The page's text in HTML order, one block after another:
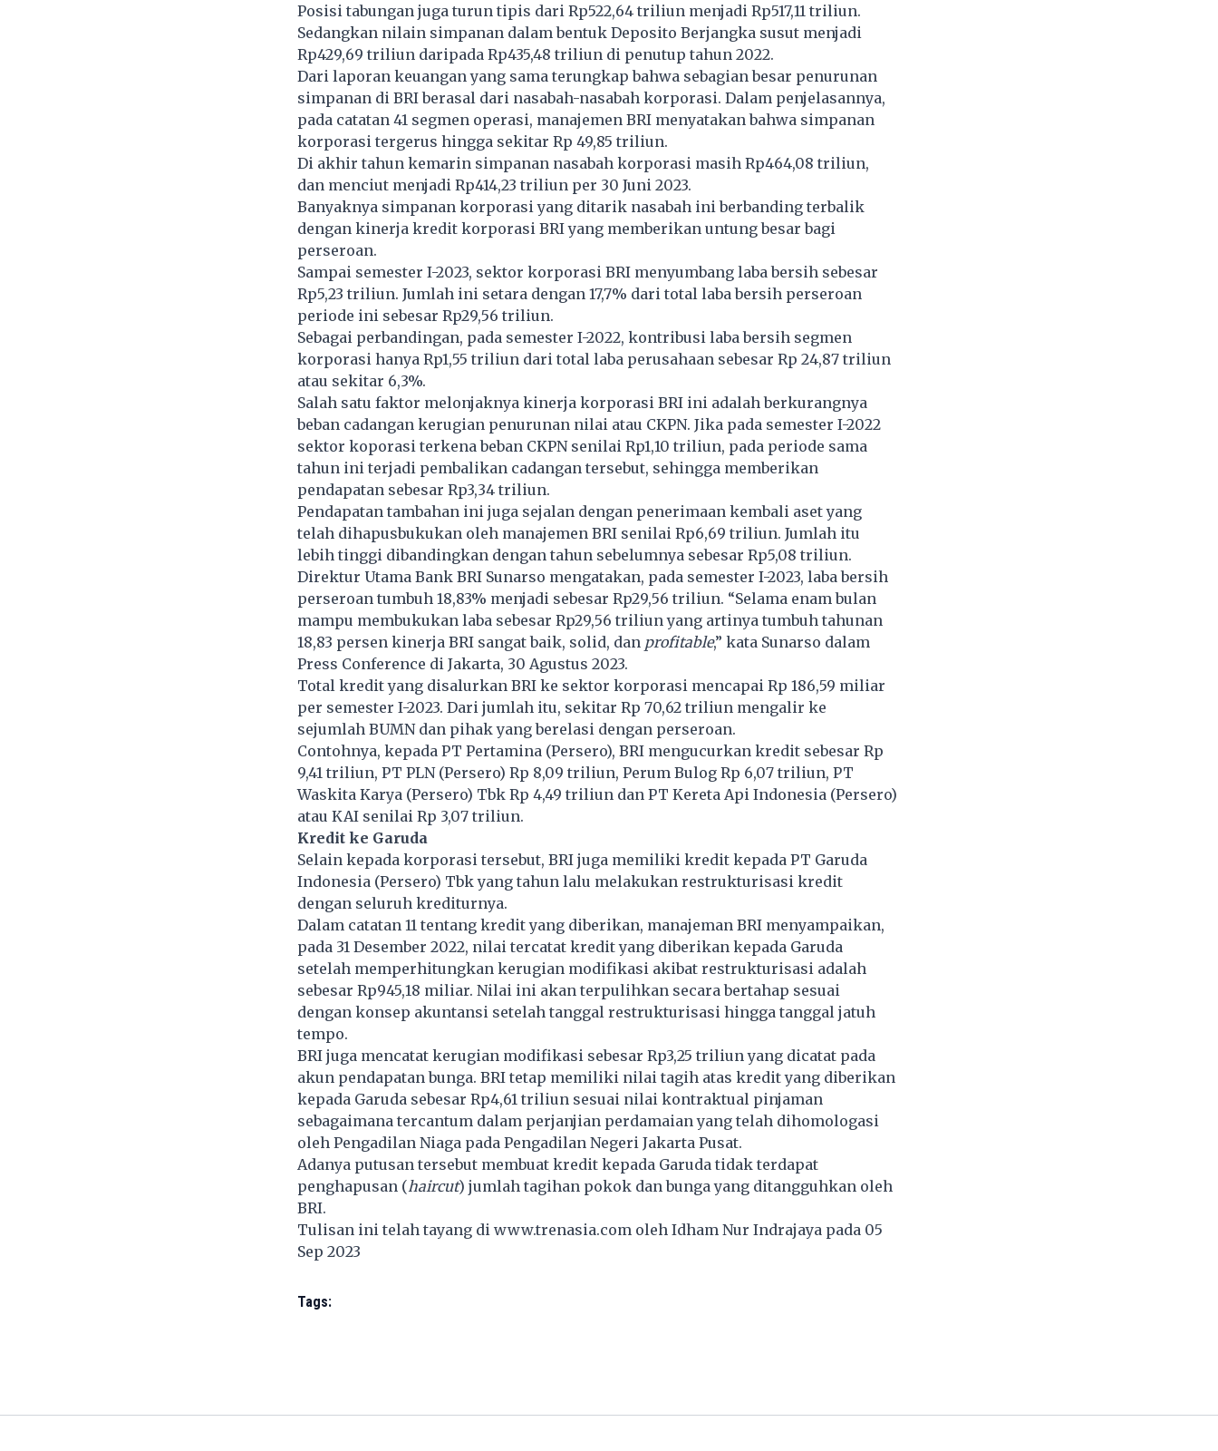
Posisi tabungan juga turun tipis dari Rp522,64 triliun menjadi Rp517,11 triliun.
Sedangkan nilain simpanan dalam bentuk Deposito Berjangka susut menjadi
Rp429,69 triliun daripada Rp435,48 triliun di penutup tahun 2022.
Dari laporan keuangan yang sama terungkap bahwa sebagian besar penurunan
simpanan di BRI berasal dari nasabah-nasabah korporasi. Dalam penjelasannya,
pada catatan 41 segmen operasi, manajemen BRI menyatakan bahwa simpanan
korporasi tergerus hingga sekitar Rp 49,85 triliun.
Di akhir tahun kemarin simpanan nasabah korporasi masih Rp464,08 triliun,
dan menciut menjadi Rp414,23 triliun per 30 Juni 2023.
Banyaknya simpanan korporasi yang ditarik nasabah ini berbanding terbalik
dengan kinerja kredit korporasi BRI yang memberikan untung besar bagi
perseroan.
Sampai semester I-2023, sektor korporasi BRI menyumbang laba bersih sebesar
Rp5,23 triliun. Jumlah ini setara dengan 17,7% dari total laba bersih perseroan
periode ini sebesar Rp29,56 triliun.
Sebagai perbandingan, pada semester I-2022, kontribusi laba bersih segmen
korporasi hanya Rp1,55 triliun dari total laba perusahaan sebesar Rp 24,87 triliun
atau sekitar 6,3%.
Salah satu faktor melonjaknya kinerja korporasi BRI ini adalah berkurangnya
beban cadangan kerugian penurunan nilai atau CKPN. Jika pada semester I-2022
sektor koporasi terkena beban CKPN senilai Rp1,10 triliun, pada periode sama
tahun ini terjadi pembalikan cadangan tersebut, sehingga memberikan
pendapatan sebesar Rp3,34 triliun.
Pendapatan tambahan ini juga sejalan dengan penerimaan kembali aset yang
telah dihapusbukukan oleh manajemen BRI senilai Rp6,69 triliun. Jumlah itu
lebih tinggi dibandingkan dengan tahun sebelumnya sebesar Rp5,08 triliun.
Direktur Utama Bank BRI Sunarso mengatakan, pada semester I-2023, laba bersih
perseroan tumbuh 18,83% menjadi sebesar Rp29,56 triliun. “Selama enam bulan
mampu membukukan laba sebesar Rp29,56 triliun yang artinya tumbuh tahunan
18,83 persen kinerja BRI sangat baik, solid, dan profitable,” kata Sunarso dalam
Press Conference di Jakarta, 30 Agustus 2023.
Total kredit yang disalurkan BRI ke sektor korporasi mencapai Rp 186,59 miliar
per semester I-2023. Dari jumlah itu, sekitar Rp 70,62 triliun mengalir ke
sejumlah BUMN dan pihak yang berelasi dengan perseroan.
Contohnya, kepada PT Pertamina (Persero), BRI mengucurkan kredit sebesar Rp
9,41 triliun, PT PLN (Persero) Rp 8,09 triliun, Perum Bulog Rp 6,07 triliun, PT
Waskita Karya (Persero) Tbk Rp 4,49 triliun dan PT Kereta Api Indonesia (Persero)
atau KAI senilai Rp 3,07 triliun.
Kredit ke Garuda
Selain kepada korporasi tersebut, BRI juga memiliki kredit kepada PT Garuda
Indonesia (Persero) Tbk yang tahun lalu melakukan restrukturisasi kredit
dengan seluruh krediturnya.
Dalam catatan 11 tentang kredit yang diberikan, manajeman BRI menyampaikan,
pada 31 Desember 2022, nilai tercatat kredit yang diberikan kepada Garuda
setelah memperhitungkan kerugian modifikasi akibat restrukturisasi adalah
sebesar Rp945,18 miliar. Nilai ini akan terpulihkan secara bertahap sesuai
dengan konsep akuntansi setelah tanggal restrukturisasi hingga tanggal jatuh
tempo.
BRI juga mencatat kerugian modifikasi sebesar Rp3,25 triliun yang dicatat pada
akun pendapatan bunga. BRI tetap memiliki nilai tagih atas kredit yang diberikan
kepada Garuda sebesar Rp4,61 triliun sesuai nilai kontraktual pinjaman
sebagaimana tercantum dalam perjanjian perdamaian yang telah dihomologasi
oleh Pengadilan Niaga pada Pengadilan Negeri Jakarta Pusat.
Adanya putusan tersebut membuat kredit kepada Garuda tidak terdapat
penghapusan (haircut) jumlah tagihan pokok dan bunga yang ditangguhkan oleh
BRI.
Tulisan ini telah tayang di www.trenasia.com oleh Idham Nur Indrajaya pada 05
Sep 2023
Tags: